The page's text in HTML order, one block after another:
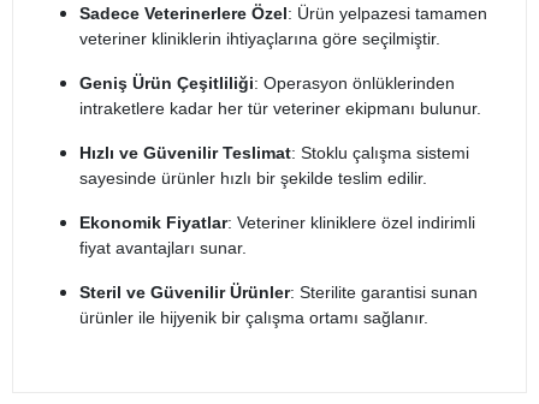
Sadece Veterinerlere Özel: Ürün yelpazesi tamamen
veteriner kliniklerin ihtiyaçlarına göre seçilmiştir.
Geniş Ürün Çeşitliliği: Operasyon önlüklerinden
intraketlere kadar her tür veteriner ekipmanı bulunur.
Hızlı ve Güvenilir Teslimat: Stoklu çalışma sistemi
sayesinde ürünler hızlı bir şekilde teslim edilir.
Ekonomik Fiyatlar: Veteriner kliniklere özel indirimli
fiyat avantajları sunar.
Steril ve Güvenilir Ürünler: Sterilite garantisi sunan
ürünler ile hijyenik bir çalışma ortamı sağlanır.